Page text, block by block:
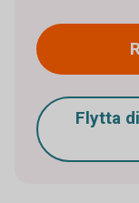
Flytta